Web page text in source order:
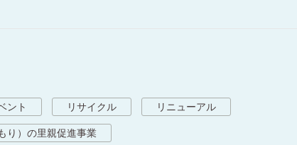
ント リサイクル リニューアル
り）の里親促進事業